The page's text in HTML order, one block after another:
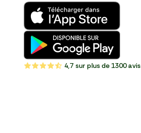
4,7 sur plus de 1300 avis